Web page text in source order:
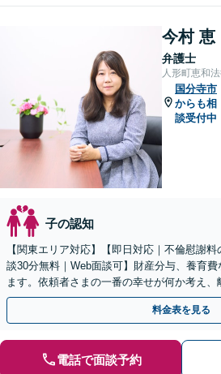
今村 恵
弁護士
人形町恵和
国分寺市
からも相
談受付中
子の認知
【関東エリア対応】【即日対応｜不倫慰謝
談30分無料｜Web面談可】財産分与、養育
ます。依頼者さまの一番の幸せが何か考え
を踏まえた最善の解決策をご提案【休日・夜
料金表を見る
電話で面談予約